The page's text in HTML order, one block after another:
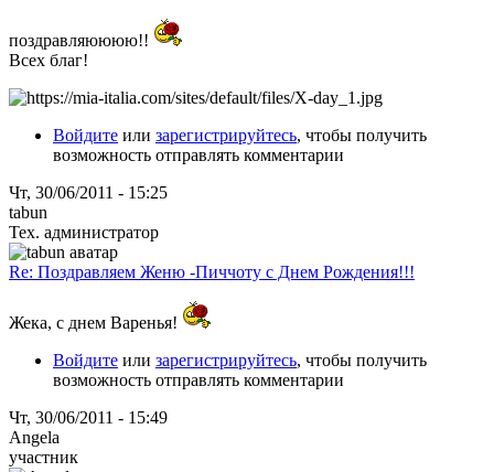
поздравляюююю!!
Всех благ!
Войдите или зарегистрируйтесь, чтобы получить
возможность отправлять комментарии
Чт, 30/06/2011 - 15:25
tabun
Тех. администратор
Re: Поздравляем Женю -Пиччоту с Днем Рождения!!!
Жека, с днем Варенья!
Войдите или зарегистрируйтесь, чтобы получить
возможность отправлять комментарии
Чт, 30/06/2011 - 15:49
Angela
участник